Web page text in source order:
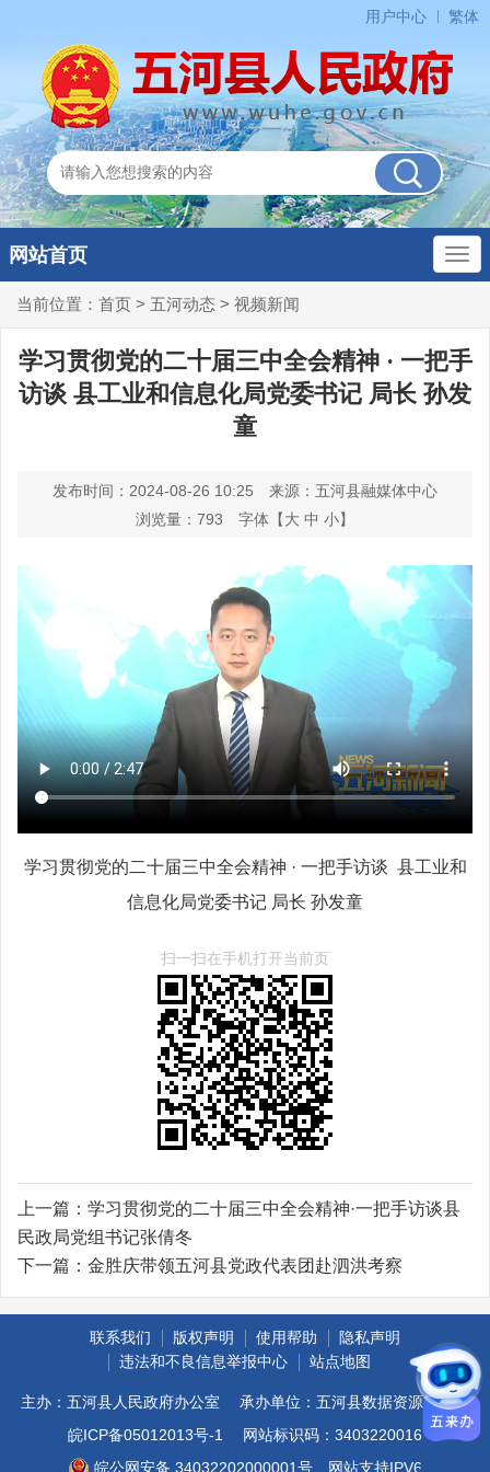
用户中心 繁体
网站首页
当前位置： 首页 > 五河动态 > 视频新闻
学习贯彻党的二十届三中全会精神 · 一把手
访谈 县工业和信息化局党委书记 局长 孙发
童
发布时间：2024-08-26 10:25
来源：五河县融媒体中心
浏览量： 793 字体【大 中 小】
学习贯彻党的二十届三中全会精神 · 一把手访谈 县工业和
信息化局党委书记 局长 孙发童
扫一扫在手机打开当前页
上一篇： 学习贯彻党的二十届三中全会精神·一把手访谈县
民政局党组书记张倩冬
下一篇： 金胜庆带领五河县党政代表团赴泗洪考察
联系我们 版权声明 使用帮助
隐私声明
违法和不良信息举报中心
站点地图
主办：五河县人民政府办公室
承办单位：五河县数据资源管理局
皖ICP备05012013号-1
网站标识码：3403220016
皖公网安备 34032202000001号
网站支持IPV6